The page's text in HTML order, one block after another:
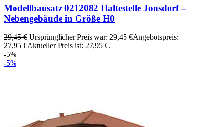
Modellbausatz 0212082 Haltestelle Jonsdorf –
Nebengebäude in Größe H0
29,45€ Ursprünglicher Preis war: 29,45 €Angebotspreis:
27,95 €Aktueller Preis ist: 27,95 €.
-5%
-5%